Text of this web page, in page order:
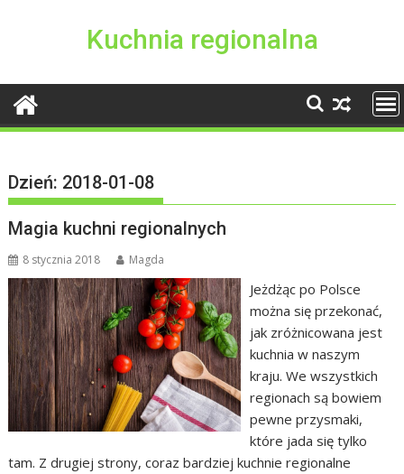
Kuchnia regionalna
Dzień: 2018-01-08
Magia kuchni regionalnych
8 stycznia 2018 Magda
Jeżdżąc po Polsce
można się przekonać,
jak zróżnicowana jest
kuchnia w naszym
kraju. We wszystkich
regionach są bowiem
pewne przysmaki,
które jada się tylko
tam. Z drugiej strony, coraz bardziej kuchnie regionalne